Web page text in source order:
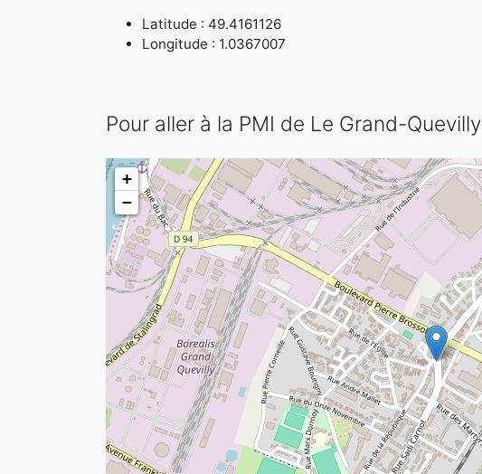
Latitude : 49.4161126
Longitude : 1.0367007
Pour aller à la PMI de Le Grand-Quevilly
+
−